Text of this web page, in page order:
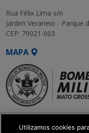
Rua Félix Lima s/n
Jardim Veraneio -
CEP: 79021-003
MAPA
Utilizamos cookies